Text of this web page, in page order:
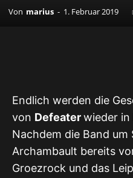
Von marius - 1. Februar 2019
Endlich werden die
von Defeaterwieder in
Nachdem die Band um
Archambault bereits
Groezrock und das